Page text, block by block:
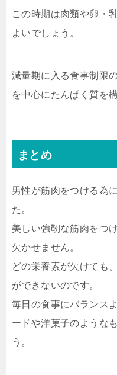
この時期は肉類や卵・
よいでしょう。
減量期に入る食事制限
を中心にたんぱく質を
まとめ
男性が筋肉をつける為
た。
美しい強靭な筋肉をつ
欠かせません。
どの栄養素が欠けても
ができないのです。
毎日の食事にバランス
ードや洋菓子のような
う。